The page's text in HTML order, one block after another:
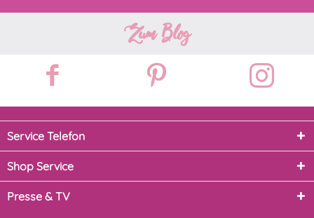
Zum Blog
Service Telefon
Shop Service
Presse & TV